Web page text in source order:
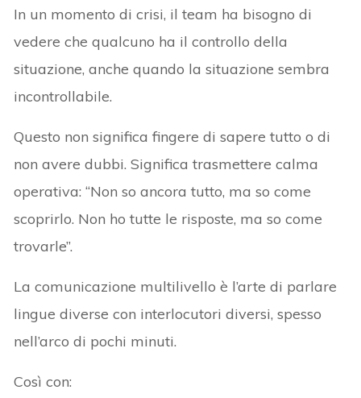
In un momento di crisi, il team ha bisogno di
vedere che qualcuno ha il controllo della
situazione, anche quando la situazione sembra
incontrollabile.
Questo non significa fingere di sapere tutto o di
non avere dubbi. Significa trasmettere calma
operativa: “Non so ancora tutto, ma so come
scoprirlo. Non ho tutte le risposte, ma so come
trovarle”.
La comunicazione multilivello è l’arte di parlare
lingue diverse con interlocutori diversi, spesso
nell’arco di pochi minuti.
Così con: